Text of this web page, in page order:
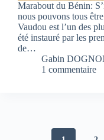
Marabout du Bénin:
nous pouvons tous
Vaudou est l’un des
été instauré par les
de…
Gabin
1 commentaire